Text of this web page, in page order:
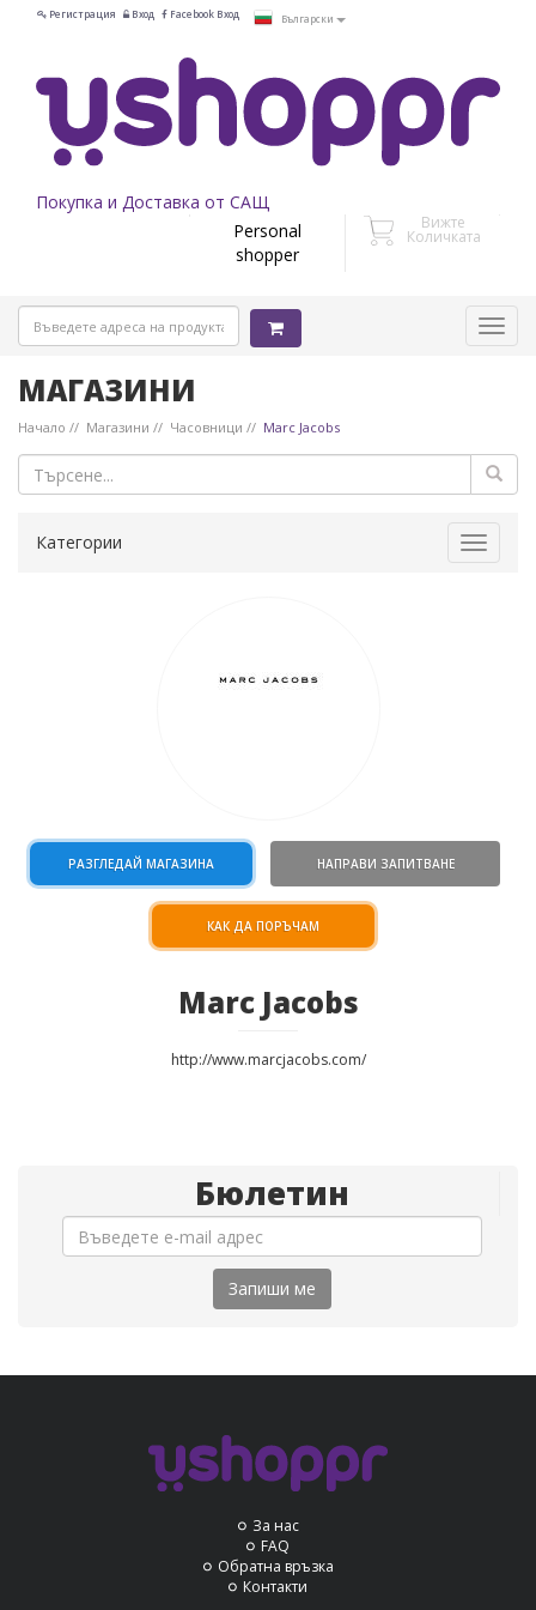
Регистрация Вход Facebook Вход Български
Покупка и Доставка от САЩ
Personal
shopper
Вижте
Количката
МАГАЗИНИ
Начало Магазини Часовници Marc Jacobs
Toggle
Категории
РАЗГЛЕДАЙ МАГАЗИНА НАПРАВИ ЗАПИТВАНЕ
КАК ДА ПОРЪЧАМ
Marc Jacobs
http://www.marcjacobs.com/
Бюлетин
Запиши ме
За нас
FAQ
Обратна връзка
Контакти